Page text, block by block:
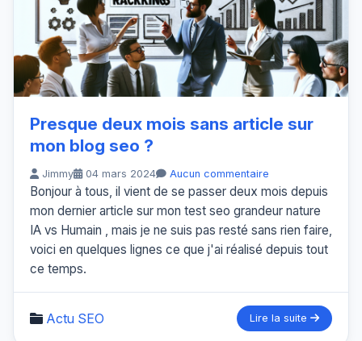
Presque deux mois sans article sur
mon blog seo ?
Jimmy 04 mars 2024 Aucun commentaire
Bonjour à tous, il vient de se passer deux mois depuis
mon dernier article sur mon test seo grandeur nature
IA vs Humain , mais je ne suis pas resté sans rien faire,
voici en quelques lignes ce que j'ai réalisé depuis tout
ce temps.
Actu SEO Lire la suite